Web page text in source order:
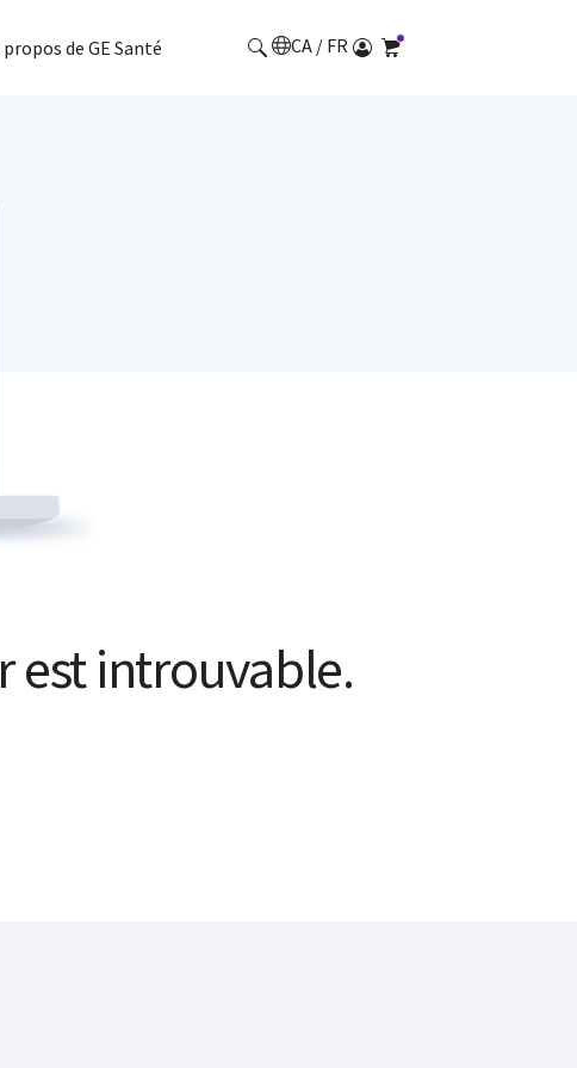
propos de GE Santé CA / FR
est introuvable.